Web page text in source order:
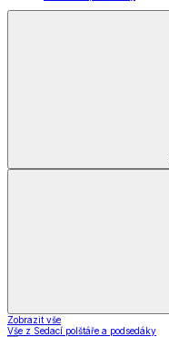
Zobrazit vše
Vše z Sedací polštáře a podsedáky